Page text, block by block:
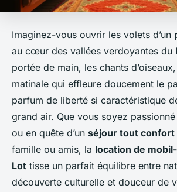
Imaginez-vous ouvrir les volets d’un
au cœur des vallées verdoyantes du
portée de main, les chants
matinale qui effleure doucement le
parfum de liberté si caractéristique
grand air. Que vous soyez passionné
ou en quête d’un séjour tout confort
famille ou amis, la location de
Lot tisse un parfait équilibre entre
découverte culturelle et douceur de